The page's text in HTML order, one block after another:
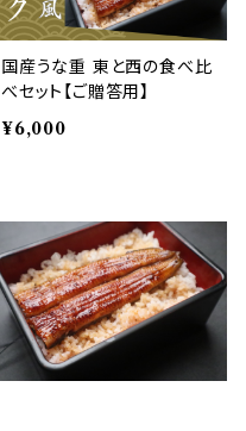
国産うな重 東と西の食べ比
べセット【ご贈答用】
¥6,000